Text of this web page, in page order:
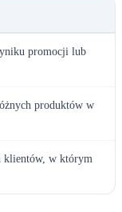
promocji lub
produktów w
klientów, w którym